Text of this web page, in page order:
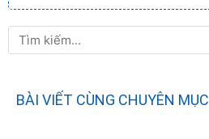
Tìm
kiếm
BÀI VIẾT CÙNG CHUYÊN MỤC